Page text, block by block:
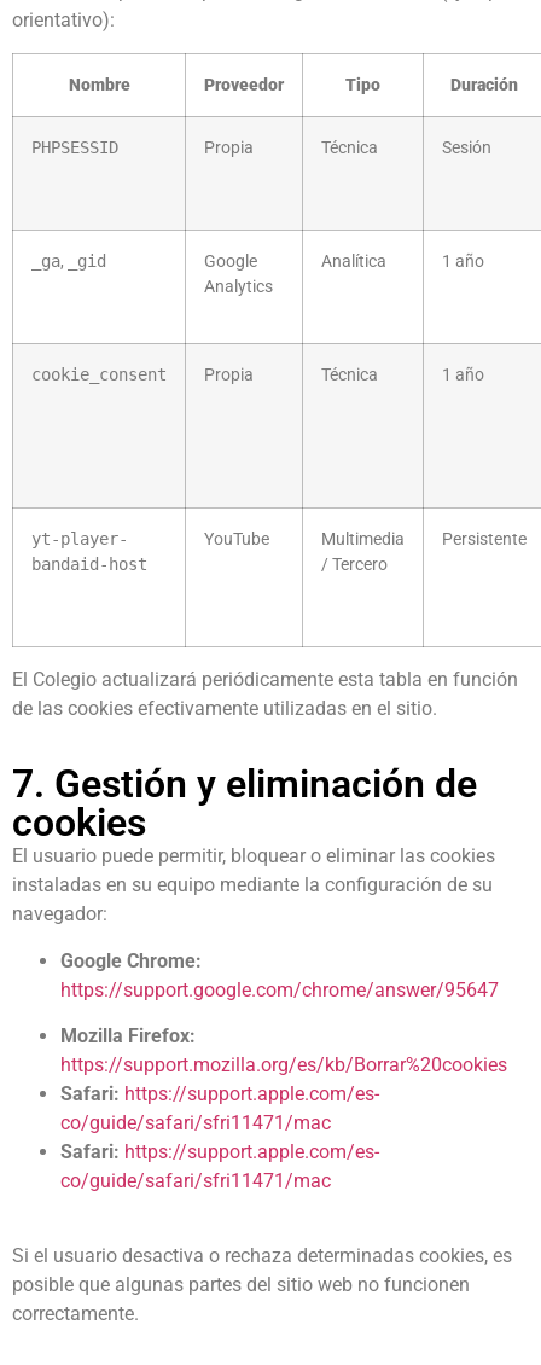
orientativo):
Nombre Proveedor Tipo Duración
PHPSESSID Propia Técnica Sesión
_ga, _gid
Google
Analytics
Analítica 1 año
cookie_consent Propia Técnica 1 año
yt-player-
bandaid-host
YouTube
Multimedia
/ Tercero
Persistente
El Colegio actualizará periódicamente esta tabla en función
de las cookies efectivamente utilizadas en el sitio.
7. Gestión y eliminación de
cookies
El usuario puede permitir, bloquear o eliminar las cookies
instaladas en su equipo mediante la configuración de su
navegador:
Google Chrome:
https://support.google.com/chrome/answer/95647
Mozilla Firefox:
https://support.mozilla.org/es/kb/Borrar%20cookies
Safari: https://support.apple.com/es-
co/guide/safari/sfri11471/mac
Safari: https://support.apple.com/es-
co/guide/safari/sfri11471/mac
Si el usuario desactiva o rechaza determinadas cookies, es
posible que algunas partes del sitio web no funcionen
correctamente.